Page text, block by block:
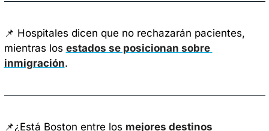
📌 Hospitales dicen que no rechazarán pacientes,
mientras los estados se posicionan sobre
inmigración.
📌¿Está Boston entre los mejores destinos